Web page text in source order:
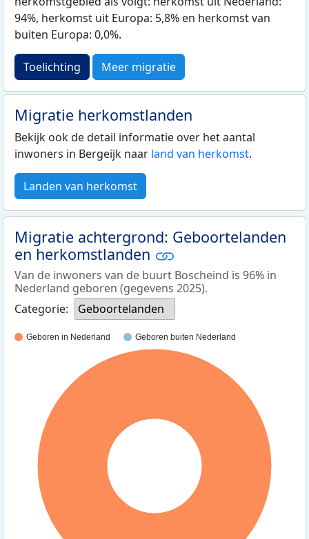
94%, herkomst uit Europa: 5,8% en herkomst van
buiten Europa: 0,0%.
Toelichting Meer migratie
Migratie herkomstlanden
Bekijk ook de detail informatie over het aantal
inwoners in Bergeijk naar land van herkomst.
Landen van herkomst
Migratie achtergrond: Geboortelanden
en herkomstlanden
Van de inwoners van de buurt Boscheind is 96% in
Nederland geboren (gegevens 2025).
Categorie:
Geboortelanden
Geboren in Nederland Geboren buiten Nederland